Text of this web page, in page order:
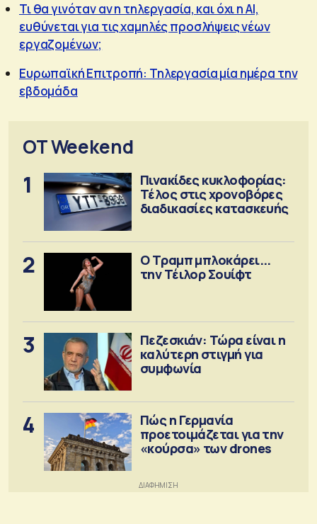
Τι θα γινόταν αν η τηλεργασία, και όχι η AI,
ευθύνεται για τις χαμηλές προσλήψεις νέων
εργαζομένων;
Ευρωπαϊκή Επιτροπή: Τηλεργασία μία ημέρα την
εβδομάδα
OT Weekend
1
Πινακίδες κυκλοφορίας:
Τέλος στις χρονοβόρες
διαδικασίες κατασκευής
2
Ο Τραμπ μπλοκάρει...
την Τέιλορ Σουίφτ
3
Πεζεσκιάν: Τώρα είναι η
καλύτερη στιγμή για
συμφωνία
4
Πώς η Γερμανία
προετοιμάζεται για την
«κούρσα» των drones